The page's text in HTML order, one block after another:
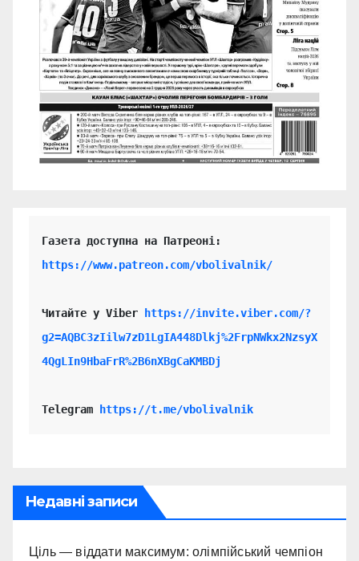
https://www.patreon.com/vbolivalnik/
Читайте у Viber
https://invite.viber.com/?
g2=AQBC3zIilw7zD1LgIA448Dlkj%2FrpNWkx2NzsyX
4QgLIn9HbaFrR%2B6nXBgCaKMBDj
Telegram https://t.me/vbolivalnik
Недавні записи
Ціль — віддати максимум: олімпійський чемпіон